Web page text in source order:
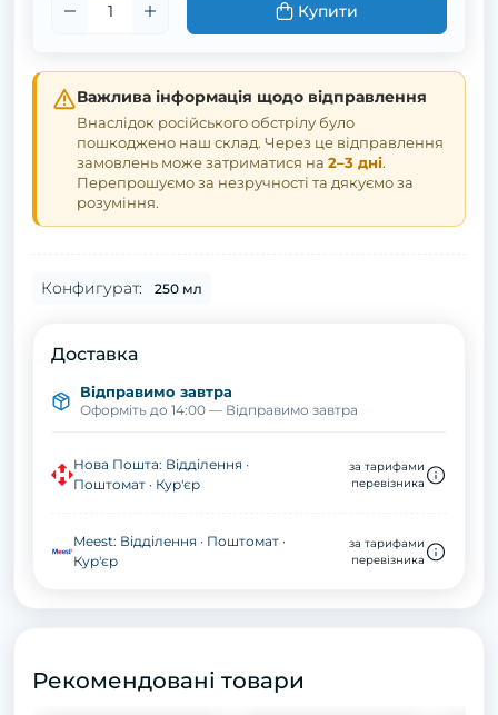
Купити
Важлива інформація щодо відправлення
Внаслідок російського обстрілу було
пошкоджено наш склад. Через це відправлення
замовлень може затриматися на 2–3 дні.
Перепрошуємо за незручності та дякуємо за
розуміння.
Конфигурат: 250 мл
Доставка
Відправимо завтра
Оформіть до 14:00 — Відправимо завтра
Нова Пошта: Відділення ·
Поштомат · Кур'єр
за тарифами
перевізника
Meest: Відділення · Поштомат ·
Кур'єр
за тарифами
перевізника
Рекомендовані товари